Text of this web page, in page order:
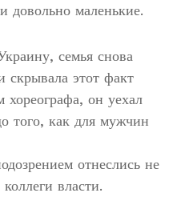
довольно маленькие.
семья снова
скрывала этот факт
хореографа, он уехал
того, как для мужчин
отнеслись не
власти.